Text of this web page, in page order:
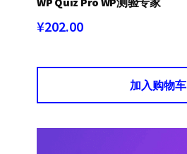
¥202.00
加入购物车